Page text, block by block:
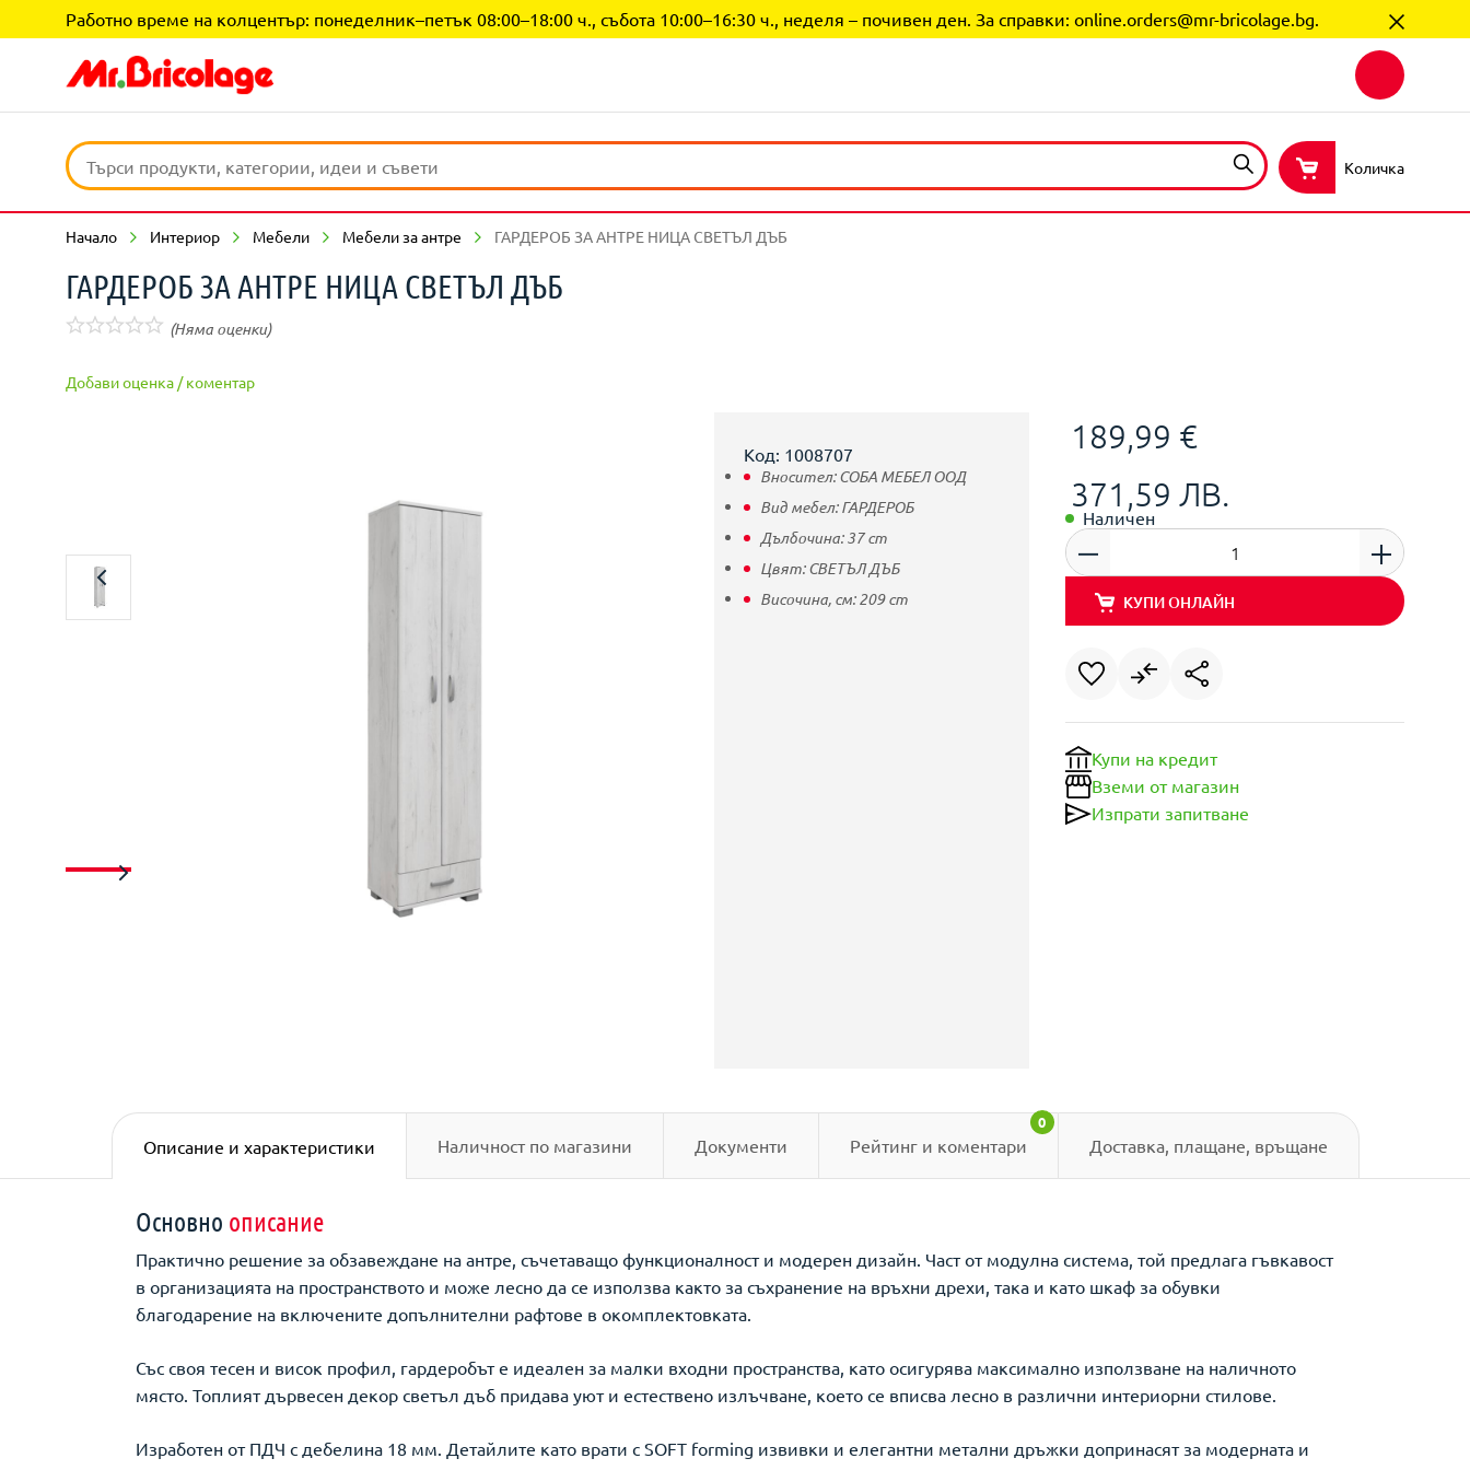
Работно време на колцентър: понеделник–петък 08:00–18:00 ч., събота 10:00–16:30 ч., неделя – почивен ден. За справки: online.orders@mr-bricolage.bg.
Количка
Начало Интериор Мебели Мебели за антре ГАРДЕРОБ ЗА АНТРЕ НИЦА СВЕТЪЛ ДЪБ
ГАРДЕРОБ ЗА АНТРЕ НИЦА СВЕТЪЛ ДЪБ
(Няма оценки)
Добави оценка / коментар
189,99 €
371,59 ЛВ.
Наличен
КУПИ ОНЛАЙН
Купи на кредит
Вземи от магазин
Изпрати запитване
Код: 1008707
Вносител:СОБА МЕБЕЛ ООД
Вид мебел:ГАРДЕРОБ
Дълбочина:37cm
Цвят:СВЕТЪЛ ДЪБ
Височина, см:209cm
Описание и характеристики Наличност по магазини Документи Рейтинг и коментари
0
Доставка, плащане, връщане
Основно описание
Практично решение за обзавеждане на антре, съчетаващо функционалност и модерен дизайн. Част от модулна система, той предлага гъвкавост
в организацията на пространството и може лесно да се използва както за съхранение на връхни дрехи, така и като шкаф за обувки
благодарение на включените допълнителни рафтове в окомплектовката.
Със своя тесен и висок профил, гардеробът е идеален за малки входни пространства, като осигурява максимално използване на наличното
място. Топлият дървесен декор светъл дъб придава уют и естествено излъчване, което се вписва лесно в различни интериорни стилове.
Изработен от ПДЧ с дебелина 18 мм. Детайлите като врати с SOFT forming извивки и елегантни метални дръжки допринасят за модерната и